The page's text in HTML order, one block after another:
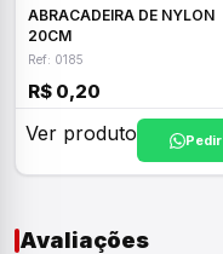
ABRACADEIRA DE NYLON
20CM
Ref: 0185
R$ 0,20
Ver produto Pedir
Avaliações